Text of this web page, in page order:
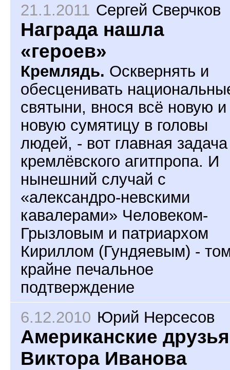
21.1.2011 Сергей Сверчков
Награда нашла
«героев»
Кремлядь. Осквернять и
обесценивать
святыни, внося всё новую и
новую сумятицу в головы
людей, - вот главная задача
кремлёвского агитпропа. И
нынешний случай с
«александро-невскими
кавалерами» Человеком-
Грызловым и патриархом
Кириллом (Гундяевым) -
крайне печальное
подтверждение
6.12.2010 Юрий Нерсесов
Американские друзья
Виктора Иванова